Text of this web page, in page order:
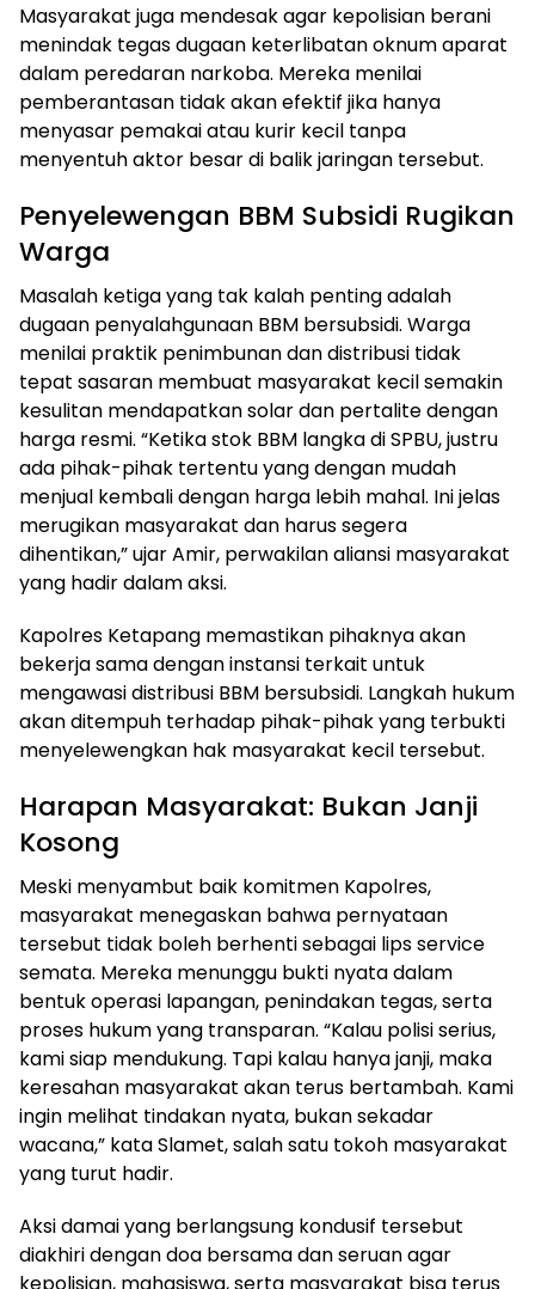
Masyarakat juga mendesak agar kepolisian berani
menindak tegas dugaan keterlibatan oknum aparat
dalam peredaran narkoba. Mereka menilai
pemberantasan tidak akan efektif jika hanya
menyasar pemakai atau kurir kecil tanpa
menyentuh aktor besar di balik jaringan tersebut.
Penyelewengan BBM Subsidi Rugikan
Warga
Masalah ketiga yang tak kalah penting adalah
dugaan penyalahgunaan BBM bersubsidi. Warga
menilai praktik penimbunan dan distribusi tidak
tepat sasaran membuat masyarakat kecil semakin
kesulitan mendapatkan solar dan pertalite dengan
harga resmi. “Ketika stok BBM langka di SPBU, justru
ada pihak-pihak tertentu yang dengan mudah
menjual kembali dengan harga lebih mahal. Ini jelas
merugikan masyarakat dan harus segera
dihentikan,” ujar Amir, perwakilan aliansi masyarakat
yang hadir dalam aksi.
Kapolres Ketapang memastikan pihaknya akan
bekerja sama dengan instansi terkait untuk
mengawasi distribusi BBM bersubsidi. Langkah hukum
akan ditempuh terhadap pihak-pihak yang terbukti
menyelewengkan hak masyarakat kecil tersebut.
Harapan Masyarakat: Bukan Janji
Kosong
Meski menyambut baik komitmen Kapolres,
masyarakat menegaskan bahwa pernyataan
tersebut tidak boleh berhenti sebagai lips service
semata. Mereka menunggu bukti nyata dalam
bentuk operasi lapangan, penindakan tegas, serta
proses hukum yang transparan. “Kalau polisi serius,
kami siap mendukung. Tapi kalau hanya janji, maka
keresahan masyarakat akan terus bertambah. Kami
ingin melihat tindakan nyata, bukan sekadar
wacana,” kata Slamet, salah satu tokoh masyarakat
yang turut hadir.
Aksi damai yang berlangsung kondusif tersebut
diakhiri dengan doa bersama dan seruan agar
kepolisian, mahasiswa, serta masyarakat bisa terus